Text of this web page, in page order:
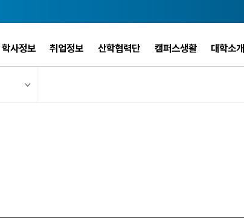
학사정보 취업정보 산학협력단 캠퍼스생활 대학소개